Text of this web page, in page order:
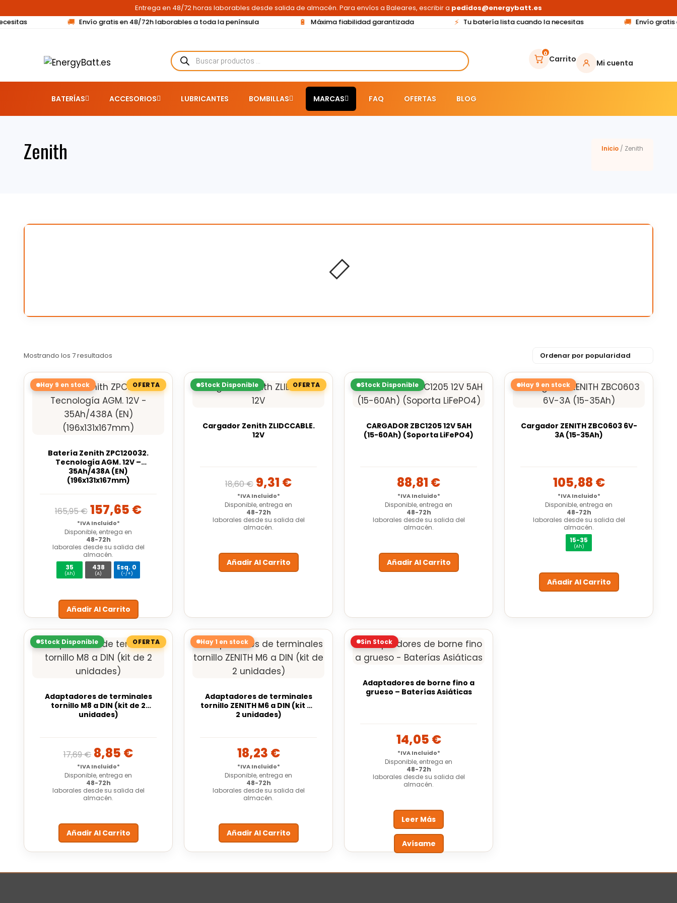
Entrega en 48/72 horas laborables desde salida de almacén. Para envíos a Baleares, escribir a pedidos@energybatt.es
🚚 Envío gratis en 48/72h laborables a toda la península 🔋 Máxima fiabilidad garantizada ⚡ Tu batería lista cuando la necesitas 🚚 Envío
0
Carrito Mi cuenta
BATERÍAS ACCESORIOS LUBRICANTES BOMBILLAS MARCAS FAQ OFERTAS BLOG
Zenith Inicio / Zenith
Mostrando los 7 resultados
Batería Zenith ZPC120032.
Tecnología AGM. 12V –
35Ah/438A (EN)
(196x131x167mm)
165,95€ 157,65 €
*IVA Incluido*
Disponible, entrega en
48-72h
laborales desde su salida del
almacén.
Hay 9 en stock
35
(Ah)
438
(A)
Esq. 0
(-/+)
Añadir Al Carrito
Cargador Zenith ZLIDCCABLE.
12V
18,60€ 9,31 €
*IVA Incluido*
Disponible, entrega en
48-72h
laborales desde su salida del
almacén.
Stock Disponible
Añadir Al Carrito
CARGADOR ZBC1205 12V 5AH
(15-60Ah) (Soporta LiFePO4)
88,81 €
*IVA Incluido*
Disponible, entrega en
48-72h
laborales desde su salida del
almacén.
Stock Disponible
Añadir Al Carrito
Cargador ZENITH ZBC0603 6V-
3A (15-35Ah)
105,88 €
*IVA Incluido*
Disponible, entrega en
48-72h
laborales desde su salida del
almacén.
Hay 9 en stock
15-35
(Ah)
Añadir Al Carrito
Adaptadores de terminales
tornillo M8 a DIN (kit de 2
unidades)
17,69€ 8,85 €
*IVA Incluido*
Disponible, entrega en
48-72h
laborales desde su salida del
almacén.
Stock Disponible
Añadir Al Carrito
Adaptadores de terminales
tornillo ZENITH M6 a DIN (kit de
2 unidades)
18,23 €
*IVA Incluido*
Disponible, entrega en
48-72h
laborales desde su salida del
almacén.
Hay 1 en stock
Añadir Al Carrito
Adaptadores de borne fino a
grueso – Baterías Asiáticas
14,05 €
*IVA Incluido*
Disponible, entrega en
48-72h
laborales desde su salida del
almacén.
Sin Stock
Leer Más
Avísame